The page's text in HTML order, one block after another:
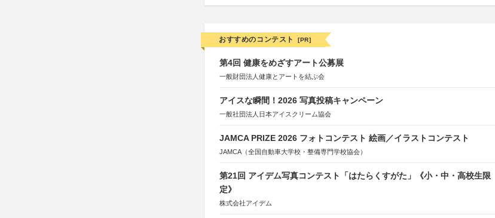
おすすめのコンテスト [PR]
第4回 健康をめざすアート公募展
一般財団法人健康とアートを結ぶ会
アイスな瞬間！2026 写真投稿キャンペーン
一般社団法人日本アイスクリーム協会
JAMCA PRIZE 2026 フォトコンテスト 絵画／イラストコンテスト
JAMCA（全国自動車大学校・整備専門学校協会）
第21回 アイデム写真コンテスト「はたらくすがた」《小・中・高校生限
定》
株式会社アイデム